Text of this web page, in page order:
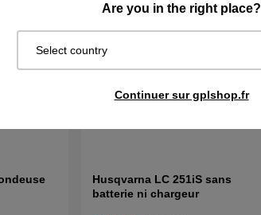
Are you in the right place?
Select country
Continuer sur gplshop.fr
Husqvarna LC 251iS sans
batterie ni chargeur